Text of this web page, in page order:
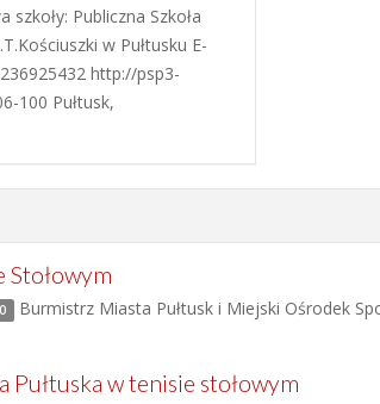
Publiczna Szkoła
w Pułtusku E-
http://psp3-
100 Pułtusk,
Stołowym
Burmistrz Miasta Pułtusk i Miejski Ośrodek
w tenisie stołowym